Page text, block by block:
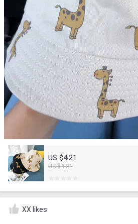
US $4.21
US $4.21
XX likes